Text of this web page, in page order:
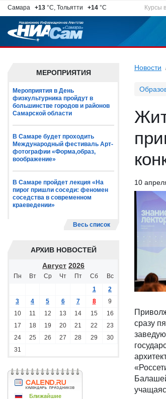
Самара +13 °C, Тольятти +14 °C Курсы
МЕРОПРИЯТИЯ
Мероприятия в День
физкультурника пройдут в
большинстве городов и районов
Самарской области
В Самаре будет проходить
Международный фестиваль Арт-
фотографии «Форма,образ,
воображение»
В Самаре пройдет лекция «На
пирог пришли соседи: феномен
соседства в современном
краеведении»
Весь список
АРХИВ НОВОСТЕЙ
Август 2026
Пн Вт Ср Чт Пт Сб
Вс
1
2
3
4 5 6 7 8
9
10
11 12 13 14 15
16
17
18 19 20 21 22
23
24
25 26 27 28 29
30
31
Новости
10
сразу